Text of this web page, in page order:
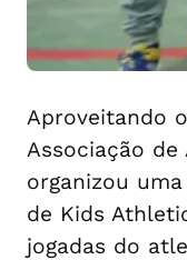
Aproveitando
Associação
organizou
de Kids
jogadas do